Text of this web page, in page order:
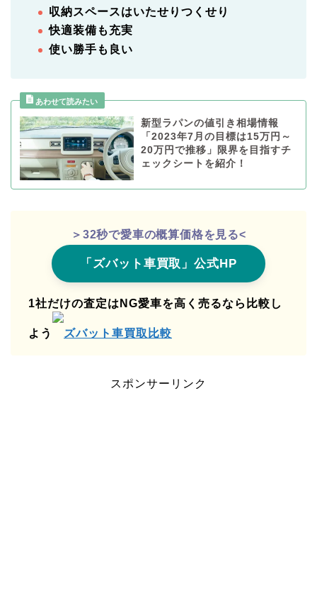
収納スペースはいたせりつくせり
快適装備も充実
使い勝手も良い
新型ラパンの値引き相場情報
「2023年7月の目標は15万円～
20万円で推移」限界を目指すチ
ェックシートを紹介！
＞32秒で愛車の概算価格を見る<
「ズバット車買取」公式HP
1社だけの査定はNG愛車を高く売るなら比較し
よう ズバット車買取比較
スポンサーリンク